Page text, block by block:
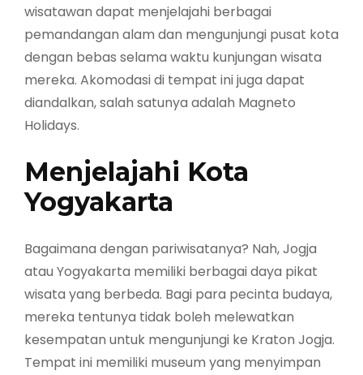
wisatawan dapat menjelajahi berbagai
pemandangan alam dan mengunjungi pusat kota
dengan bebas selama waktu kunjungan wisata
mereka. Akomodasi di tempat ini juga dapat
diandalkan, salah satunya adalah Magneto
Holidays.
Menjelajahi Kota
Yogyakarta
Bagaimana dengan pariwisatanya? Nah, Jogja
atau Yogyakarta memiliki berbagai daya pikat
wisata yang berbeda. Bagi para pecinta budaya,
mereka tentunya tidak boleh melewatkan
kesempatan untuk mengunjungi ke Kraton Jogja.
Tempat ini memiliki museum yang menyimpan